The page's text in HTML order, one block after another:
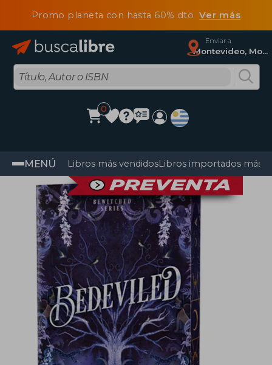
Promo planeta con hasta 60% dtoVer más
Enviar a
Montevideo, Montevideo
0
MENÚ Libros más vendidosLibros importados más